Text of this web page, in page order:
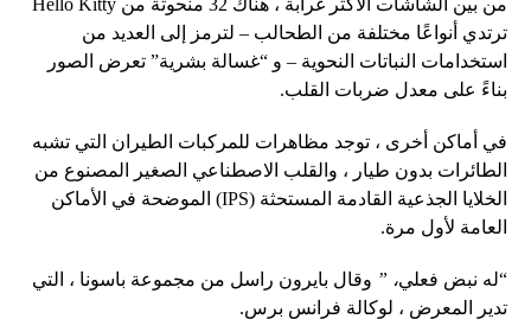
ترتدي أنواعًا مختلفة من الطحالب – لترمز إلى العديد من
استخدامات النباتات النحوية – و “غسالة بشرية” تعرض الصور
بناءً على معدل ضربات القلب.
في أماكن أخرى ، توجد مظاهرات للمركبات الطيران التي تشبه
الطائرات بدون طيار ، والقلب الاصطناعي الصغير المصنوع من
الخلايا الجذعية القادمة المستحثة (IPS) الموضحة في الأماكن
العامة لأول مرة.
“له نبض فعلي، ” وقال بايرون راسل من مجموعة باسونا ، التي
تدير المعرض ، لوكالة فرانس برس.